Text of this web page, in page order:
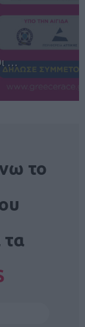
ε…
το
τα